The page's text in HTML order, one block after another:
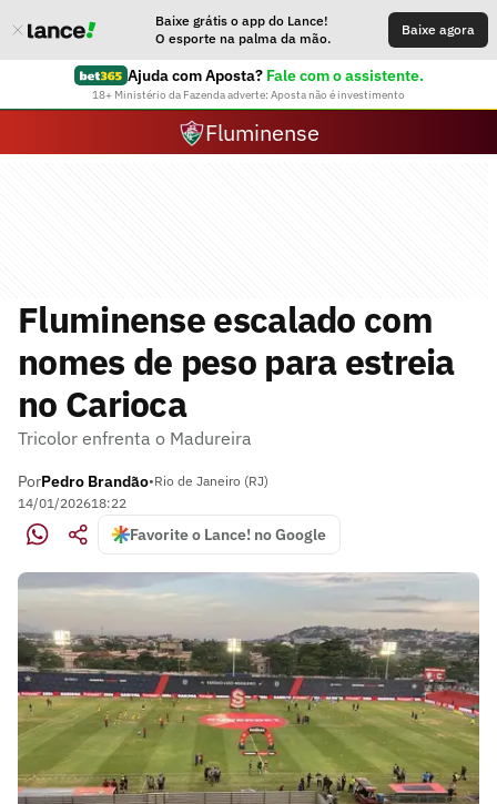
Baixe grátis o app do Lance!
O esporte na palma da mão.
Baixe agora
Ajuda com Aposta? Fale com o assistente.
18+ Ministério da Fazenda adverte: Aposta não é investimento
Fluminense
Fluminense escalado com
nomes de peso para estreia
no Carioca
Tricolor enfrenta o Madureira
PorPedro Brandão•Rio de Janeiro (RJ)
14/01/202618:22
Favorite o Lance! no Google